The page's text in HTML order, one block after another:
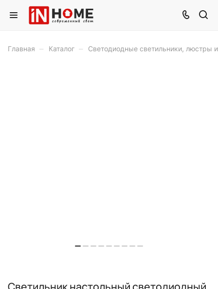
Главная – Каталог – Светодиодные светильники, люстры